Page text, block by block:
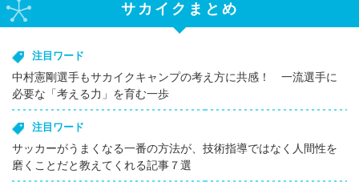
サカイクまとめ
注目ワード
中村憲剛選手もサカイクキャンプの考え方に共感！ 一流選手に
必要な「考える力」を育む一歩
注目ワード
サッカーがうまくなる一番の方法が、技術指導ではなく人間性を
磨くことだと教えてくれる記事７選